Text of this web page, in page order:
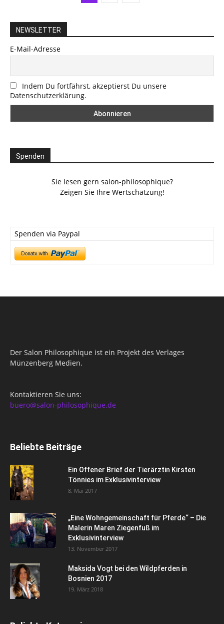
NEWSLETTER
E-Mail-Adresse
Indem Du fortfährst, akzeptierst Du unsere
Datenschutzerklärung.
Spenden
Sie lesen gern salon-philosophique?
Zeigen Sie Ihre Wertschätzung!
Spenden via Paypal
Der Salon Philosophique ist ein Projekt des Verlages
Münzenberg Medien.
Kontaktieren Sie uns:
buero@salon-philosophique.de
Beliebte Beiträge
Ein Offener Brief der Tierärztin Kirsten
Tönnies im Exklusivinterview
8. Mai 2017
„Eine Wohngemeinschaft für Pferde“ – Die
Malerin Maren Ziegenfuß im
Exklusivinterview
13. November 2017
Maksida Vogt bei den Wildpferden in
Bosnien 2017
19. März 2018